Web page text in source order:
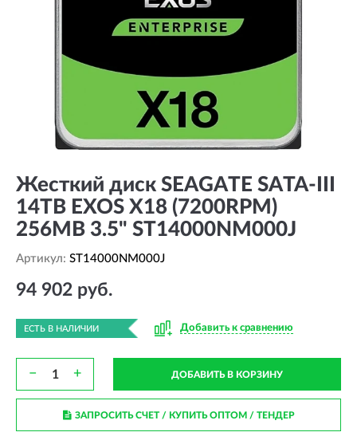
Жесткий диск SEAGATE SATA-III
14TB EXOS X18 (7200RPM)
256MB 3.5" ST14000NM000J
Артикул: ST14000NM000J
94 902 руб.
ЕСТЬ В НАЛИЧИИ Добавить к сравнению
− + ДОБАВИТЬ В КОРЗИНУ
ЗАПРОСИТЬ СЧЕТ / КУПИТЬ ОПТОМ/ ТЕНДЕР